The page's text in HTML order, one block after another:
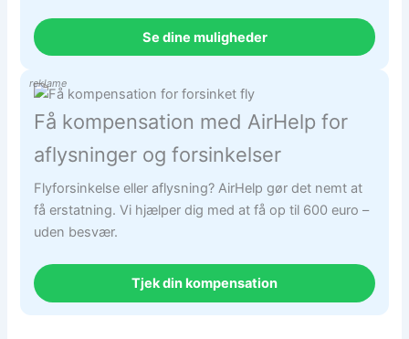
Se dine muligheder
reklame
Få kompensation med AirHelp for
aflysninger og forsinkelser
Flyforsinkelse eller aflysning? AirHelp gør det nemt at
få erstatning. Vi hjælper dig med at få op til 600 euro –
uden besvær.
Tjek din kompensation